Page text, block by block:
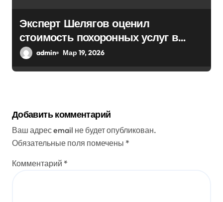
Эксперт Шелягов оценил
стоимость похоронных услуг в
России
admin Мар 19, 2026
Добавить комментарий
Ваш адрес email не будет опубликован.
Обязательные поля помечены *
Комментарий *